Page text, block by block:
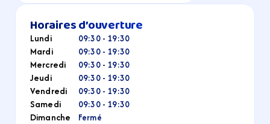
Horaires d’ouverture
Lundi 09:30 - 19:30
Mardi 09:30 - 19:30
Mercredi 09:30 - 19:30
Jeudi 09:30 - 19:30
Vendredi 09:30 - 19:30
Samedi 09:30 - 19:30
Dimanche Fermé